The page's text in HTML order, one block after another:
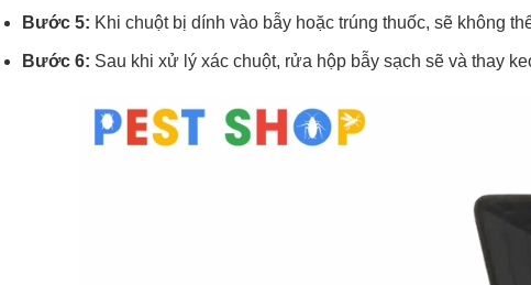
Bước 5: Khi chuột bị dính vào bẫy hoặc trúng thuốc, sẽ không
Bước 6: Sau khi xử lý xác chuột, rửa hộp bẫy sạch sẽ và thay